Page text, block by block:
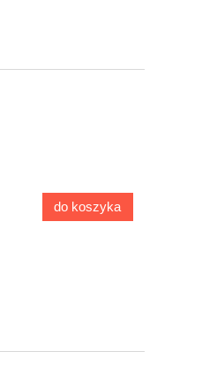
do koszyka